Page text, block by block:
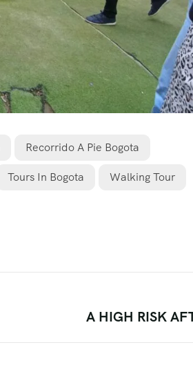
Recorrido A Pie Bogota
Tours In Bogota Walking Tour
A HIGH RISK